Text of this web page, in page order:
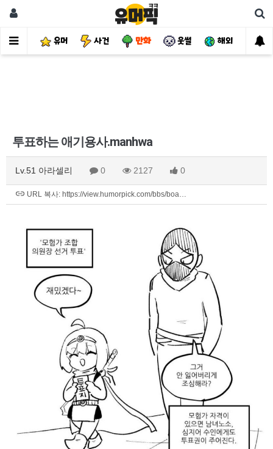
유머 사건 만화 웃썰 해외 핫
투표하는 애기용사.manhwa
Lv.51 아라셀리 0 2127 0
URL 복사: https://view.humorpick.com/bbs/boa…